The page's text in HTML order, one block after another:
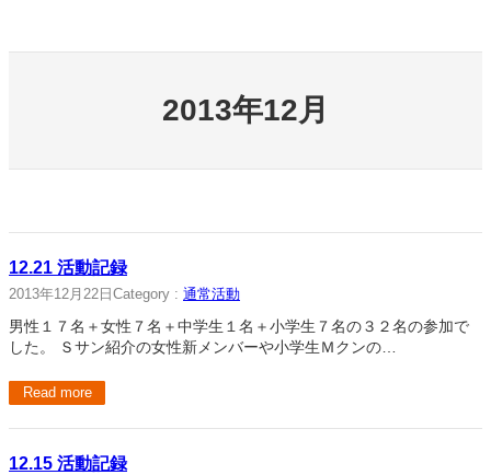
2013年12月
12.21 活動記録
2013年12月22日 Category : 通常活動
男性１７名＋女性７名＋中学生１名＋小学生７名の３２名の参加で
した。 Ｓサン紹介の女性新メンバーや小学生Ｍクンの…
Read more
12.15 活動記録